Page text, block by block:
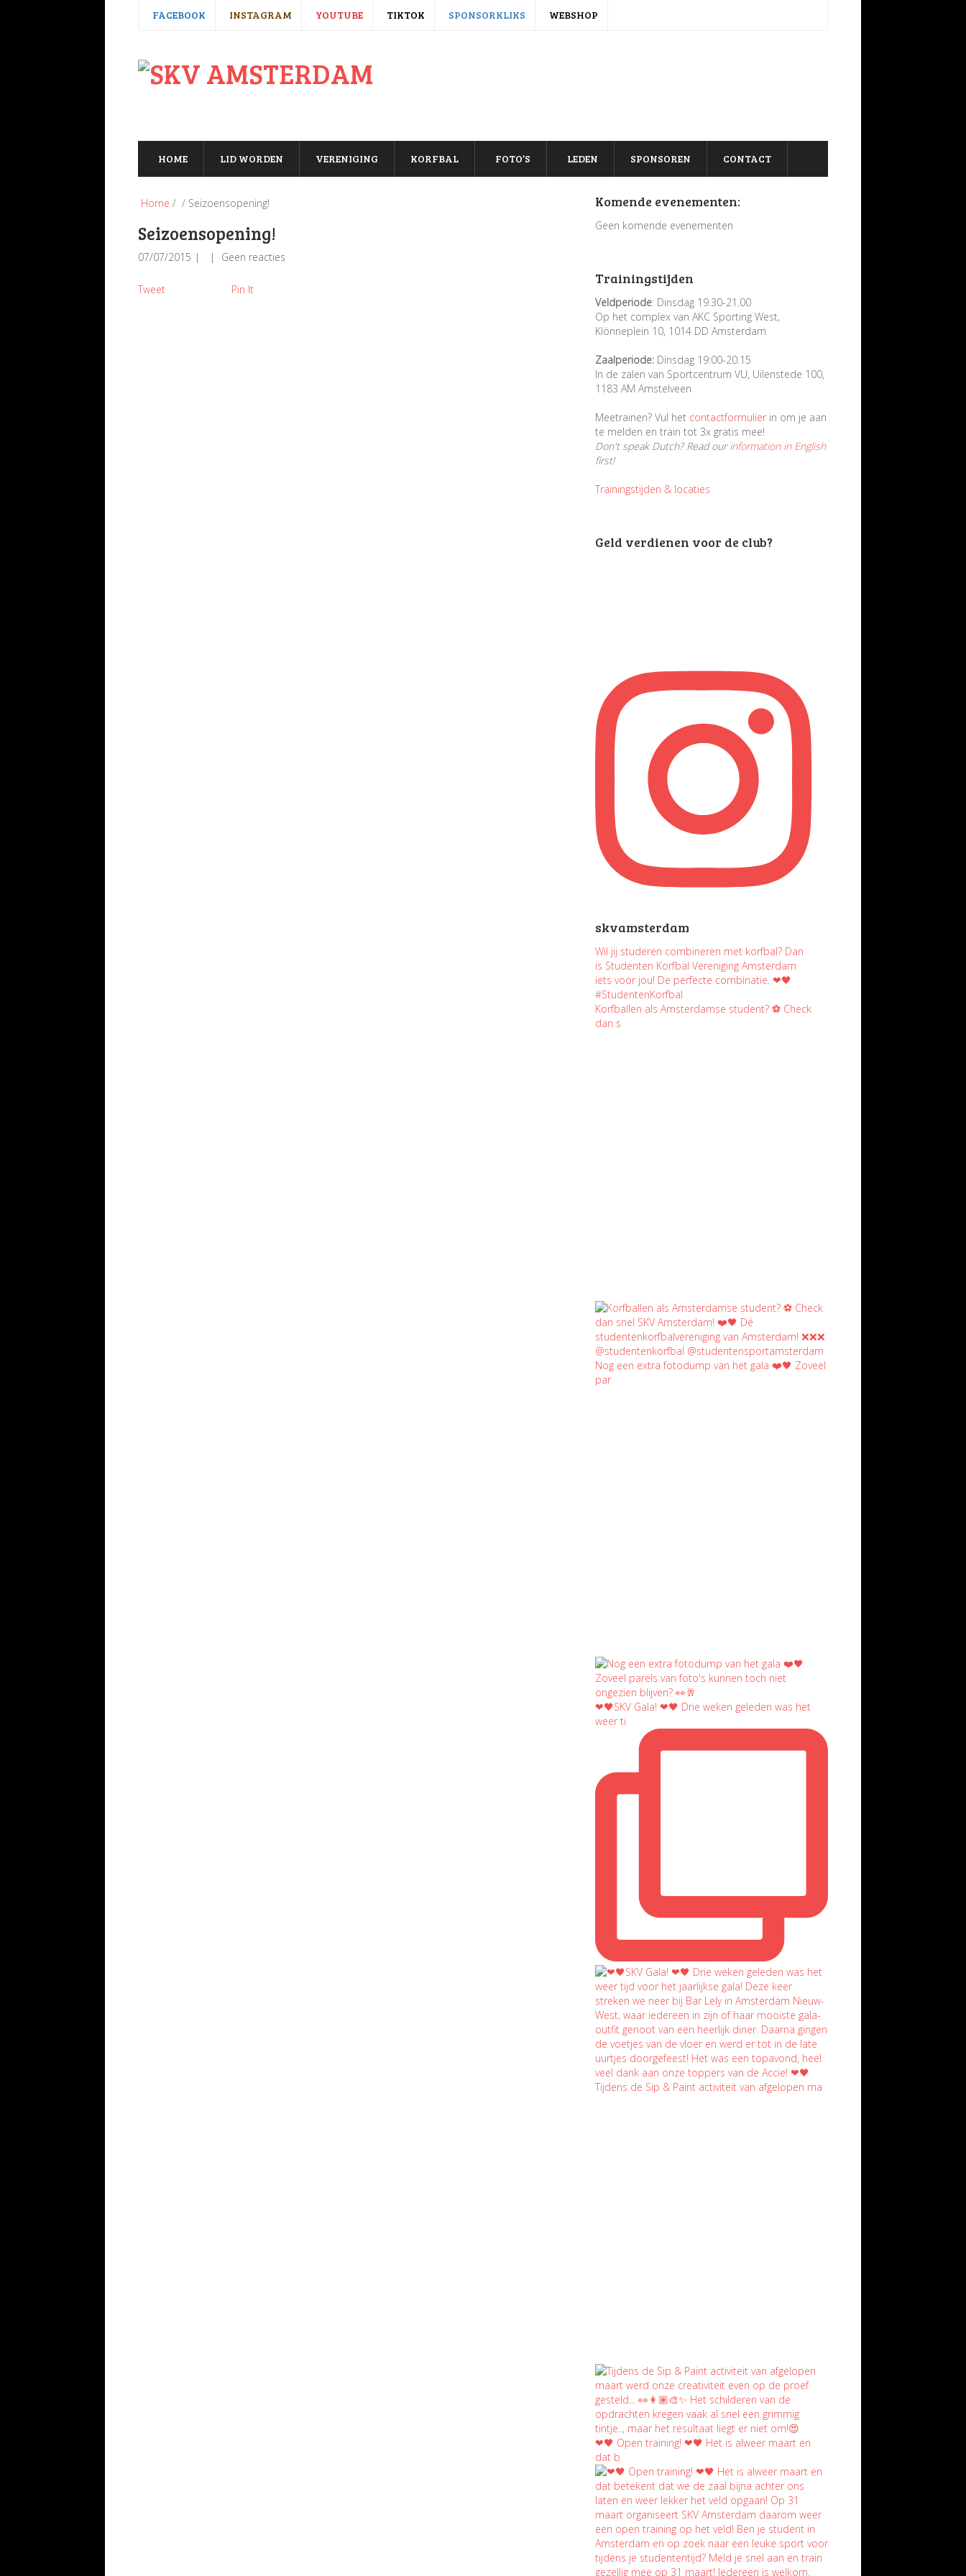
FACEBOOK INSTAGRAM YOUTUBE TIKTOK SPONSORKLIKS WEBSHOP
HOME LID WORDEN VERENIGING KORFBAL FOTO’S LEDEN SPONSOREN CONTACT
Home / / Seizoensopening!
Seizoensopening!
07/07/2015 Geen reacties
Tweet Pin It
Komende evenementen:
Geen komende evenementen
Trainingstijden
Veldperiode: Dinsdag 19.30-21.00
Op het complex van AKC Sporting West,
Klönneplein 10, 1014 DD Amsterdam
Zaalperiode: Dinsdag 19:00-20.15
In de zalen van Sportcentrum VU, Uilenstede 100,
1183 AM Amstelveen
Meetrainen? Vul het contactformulier in om je aan
te melden en train tot 3x gratis mee!
Don't speak Dutch? Read ourinformation in English
first!
Trainingstijden & locaties
Geld verdienen voor de club?
skvamsterdam
Wil jij studeren combineren met korfbal? Dan
is Studenten Korfbal Vereniging Amsterdam
iets voor jou! De perfecte combinatie. ❤🖤
#StudentenKorfbal
Korfballen als Amsterdamse student? ⚽️ Check
dan s
Nog een extra fotodump van het gala ❤️🖤 Zoveel
par
❤🖤SKV Gala! ❤🖤 Drie weken geleden was het
weer ti
Tijdens de Sip & Paint activiteit van afgelopen ma
❤🖤 Open training! ❤🖤 Het is alweer maart en
dat b